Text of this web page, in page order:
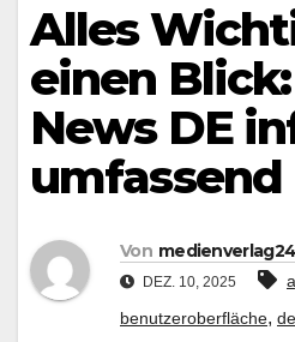
Alles
einen
News DE
umfassend
Von
DEZ. 10, 2025
benutzeroberfläche,